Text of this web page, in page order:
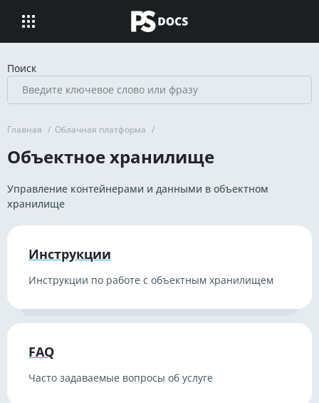
Поиск
Главная / Облачная платформа /
Объектное хранилище
Управление контейнерами и данными в объектном
хранилище
Инструкции
Инструкции по работе с объектным хранилищем
FAQ
Часто задаваемые вопросы об услуге